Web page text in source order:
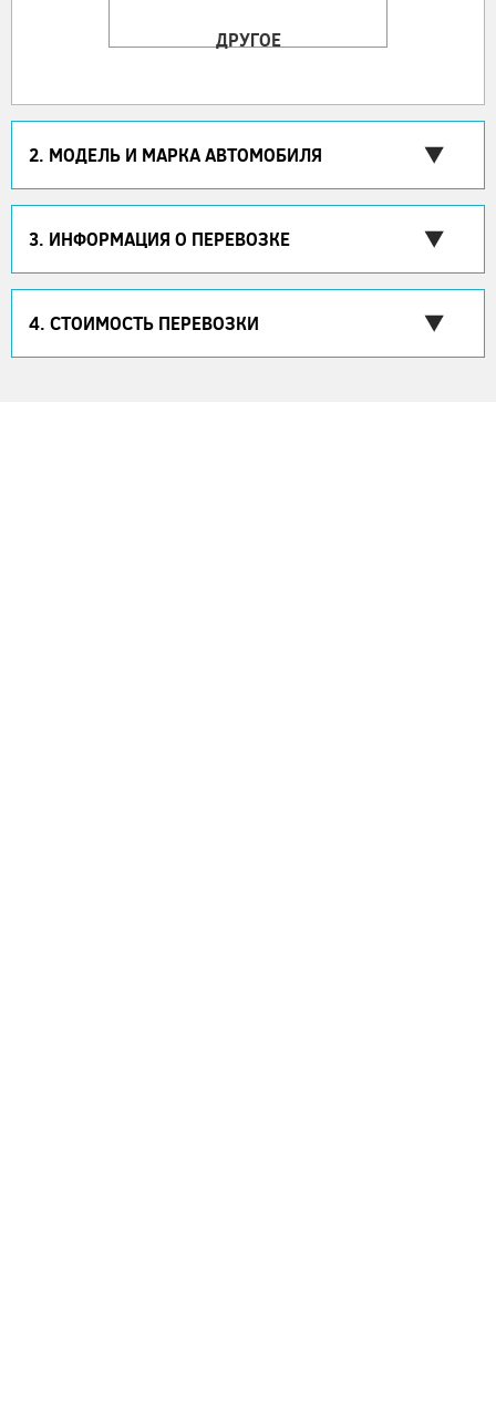
ДРУГОЕ
2. МОДЕЛЬ И МАРКА АВТОМОБИЛЯ
3. ИНФОРМАЦИЯ О ПЕРЕВОЗКЕ
4. СТОИМОСТЬ ПЕРЕВОЗКИ